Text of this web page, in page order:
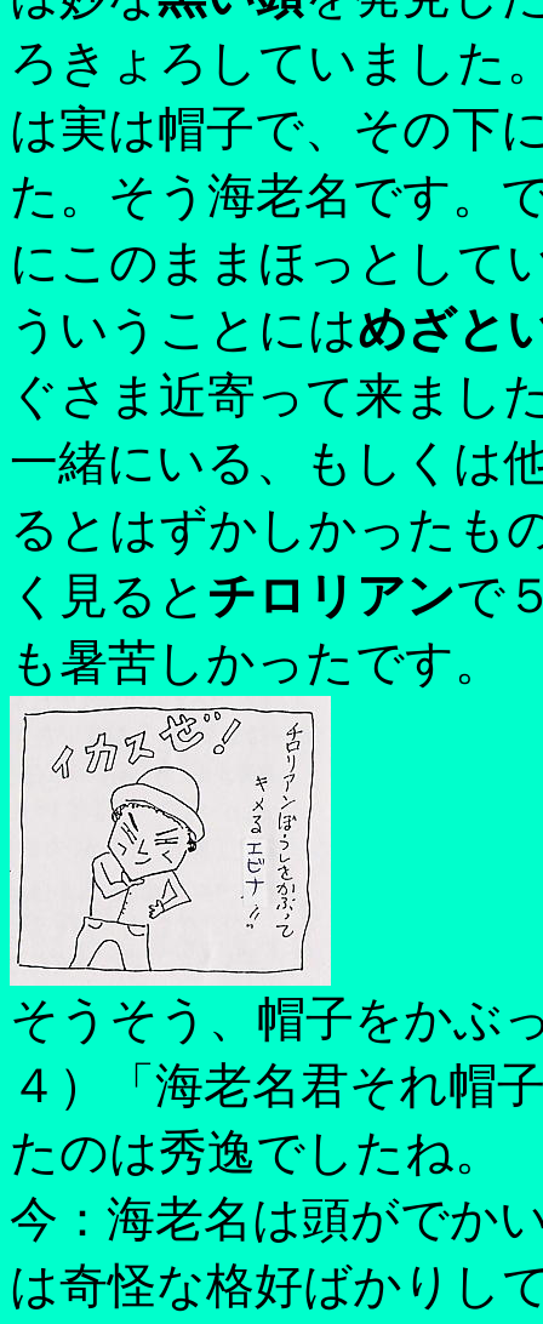
ろきょろしていました
は実は帽子で、その下
た。そう海老名です。
にこのままほっとして
ういうことにはめざと
ぐさま近寄って来まし
一緒にいる、もしくは
るとはずかしかったも
く見ると チロリアンで
も暑苦しかったです。
そうそう、帽子をかぶ
４）「海老名君それ帽
たのは秀逸でしたね。
今：海老名は頭がでか
は奇怪な格好ばかりし